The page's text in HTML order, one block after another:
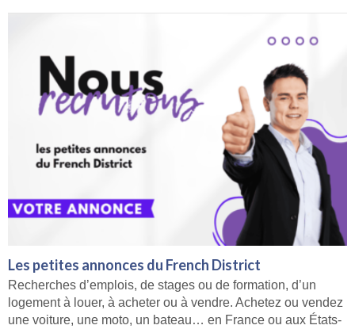
Les petites annonces du French District
Recherches d’emplois, de stages ou de formation, d’un
logement à louer, à acheter ou à vendre. Achetez ou vendez
une voiture, une moto, un bateau… en France ou aux États-